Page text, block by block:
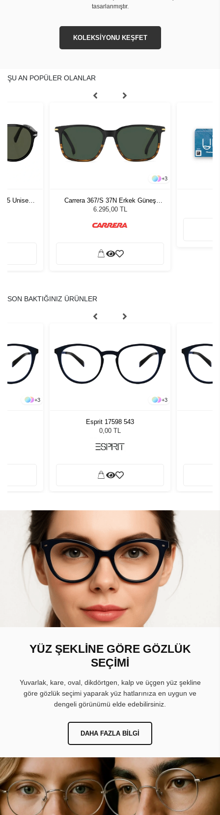
tasarlanmıştır.
KOLEKSİYONU KEŞFET
ŞU AN POPÜLER OLANLAR
55 Unisex
+3
Carrera 367/S 37N Erkek Güneş
Gözlüğü
6.295,00 TL
SON BAKTIĞINIZ ÜRÜNLER
+3 +3
Esprit 17598 543
0,00 TL
YÜZ ŞEKLİNE GÖRE GÖZLÜK
SEÇİMİ
Yuvarlak, kare, oval, dikdörtgen, kalp ve üçgen yüz şekline
göre gözlük seçimi yaparak yüz hatlarınıza en uygun ve
dengeli görünümü elde edebilirsiniz.
DAHA FAZLA BILGI